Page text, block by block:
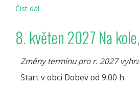
Číst dál
GALAXY
MARATON
8. květen 2027 Na
Změny termínu pro r. 2027
Start v obci Dobev od 9:00 h